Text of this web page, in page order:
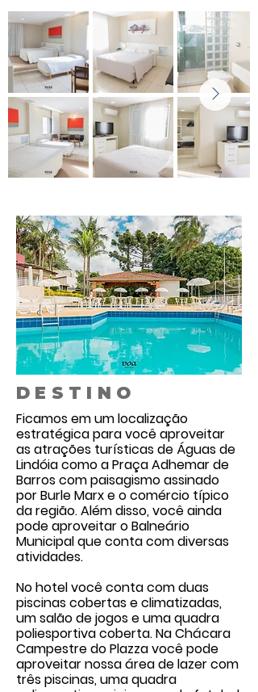
DESTINO
Ficamos em um localização
estratégica para você aproveitar
as atrações turísticas de Águas de
Lindóia como a Praça Adhemar de
Barros com paisagismo assinado
por Burle Marx e o comércio típico
da região. Além disso, você ainda
pode aproveitar o Balneário
Municipal que conta com diversas
atividades.
No hotel você conta com duas
piscinas cobertas e climatizadas,
um salão de jogos e uma quadra
poliesportiva coberta. Na Chácara
Campestre do Plazza você pode
aproveitar nossa área de lazer com
três piscinas, uma quadra